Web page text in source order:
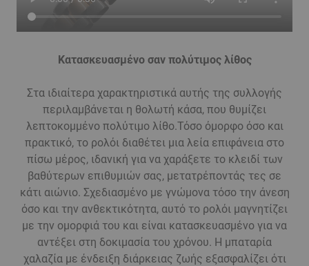
Κατασκευασμένο σαν πολύτιμος λίθος
Στα ιδιαίτερα χαρακτηριστικά αυτής της συλλογής
περιλαμβάνεται η θολωτή κάσα, που θυμίζει
λεπτοκομμένο πολύτιμο λίθο.Τόσο όμορφο όσο και
πρακτικό, το ρολόι διαθέτει μια λεία επιφάνεια στο
πίσω μέρος, ιδανική για να χαράξετε το κλειδί των
βαθύτερων επιθυμιών σας, μετατρέποντάς τες σε
κάτι αιώνιο. Σχεδιασμένο με γνώμονα τόσο την άνεση
όσο και την ανθεκτικότητα, αυτό το ρολόι μαγνητίζει
με την ομορφιά του και είναι κατασκευασμένο για να
αντέξει στη δοκιμασία του χρόνου. Η μπαταρία
χαλαζία με ένδειξη διάρκειας ζωής εξασφαλίζει ότι